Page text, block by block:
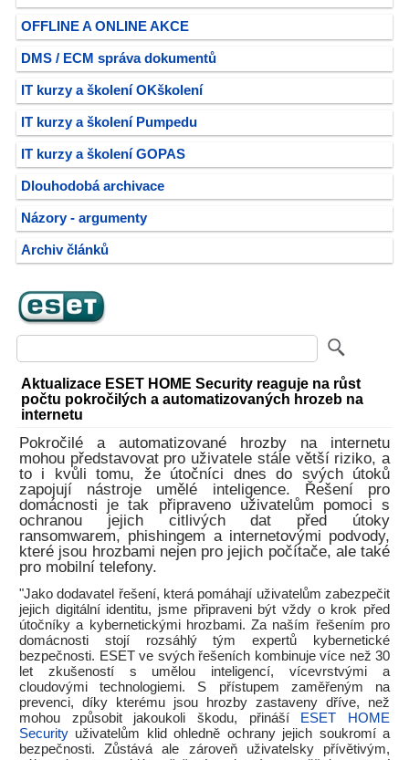
OFFLINE A ONLINE AKCE
DMS / ECM správa dokumentů
IT kurzy a školení OKškolení
IT kurzy a školení Pumpedu
IT kurzy a školení GOPAS
Dlouhodobá archivace
Názory - argumenty
Archiv článků
Aktualizace ESET HOME Security reaguje na růst
počtu pokročilých a automatizovaných hrozeb na
internetu
Pokročilé a automatizované hrozby na internetu
mohou představovat pro uživatele stále větší riziko, a
to i kvůli tomu, že útočníci dnes do svých útoků
zapojují nástroje umělé inteligence. Řešení pro
domácnosti je tak připraveno uživatelům pomoci s
ochranou jejich citlivých dat před útoky
ransomwarem, phishingem a internetovými podvody,
které jsou hrozbami nejen pro jejich počítače, ale také
pro mobilní telefony.
"Jako dodavatel řešení, která pomáhají uživatelům zabezpečit
jejich digitální identitu, jsme připraveni být vždy o krok před
útočníky a kybernetickými hrozbami. Za naším řešením pro
domácnosti stojí rozsáhlý tým expertů kybernetické
bezpečnosti. ESET ve svých řešeních kombinuje více než 30
let zkušeností s umělou inteligencí, vícevrstvými a
cloudovými technologiemi. S přístupem zaměřeným na
prevenci, díky kterému jsou hrozby zastaveny dříve, než
mohou způsobit jakoukoli škodu, přináší
ESET HOME
Security uživatelům klid ohledně ochrany jejich soukromí a
bezpečnosti. Zůstává ale zároveň uživatelsky přívětivým,